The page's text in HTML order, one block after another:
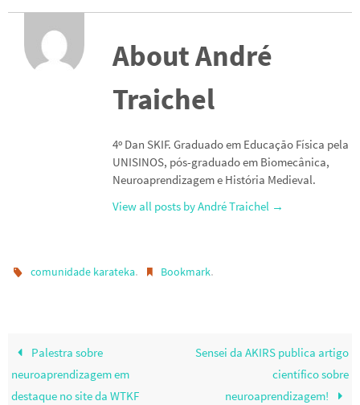
About André
Traichel
4º Dan SKIF. Graduado em Educação Física pela
UNISINOS, pós-graduado em Biomecânica,
Neuroaprendizagem e História Medieval.
View all posts by André Traichel →
comunidade karateka. Bookmark.
Palestra sobre
neuroaprendizagem em
destaque no site da WTKF
Sensei da AKIRS publica artigo
científico sobre
neuroaprendizagem!